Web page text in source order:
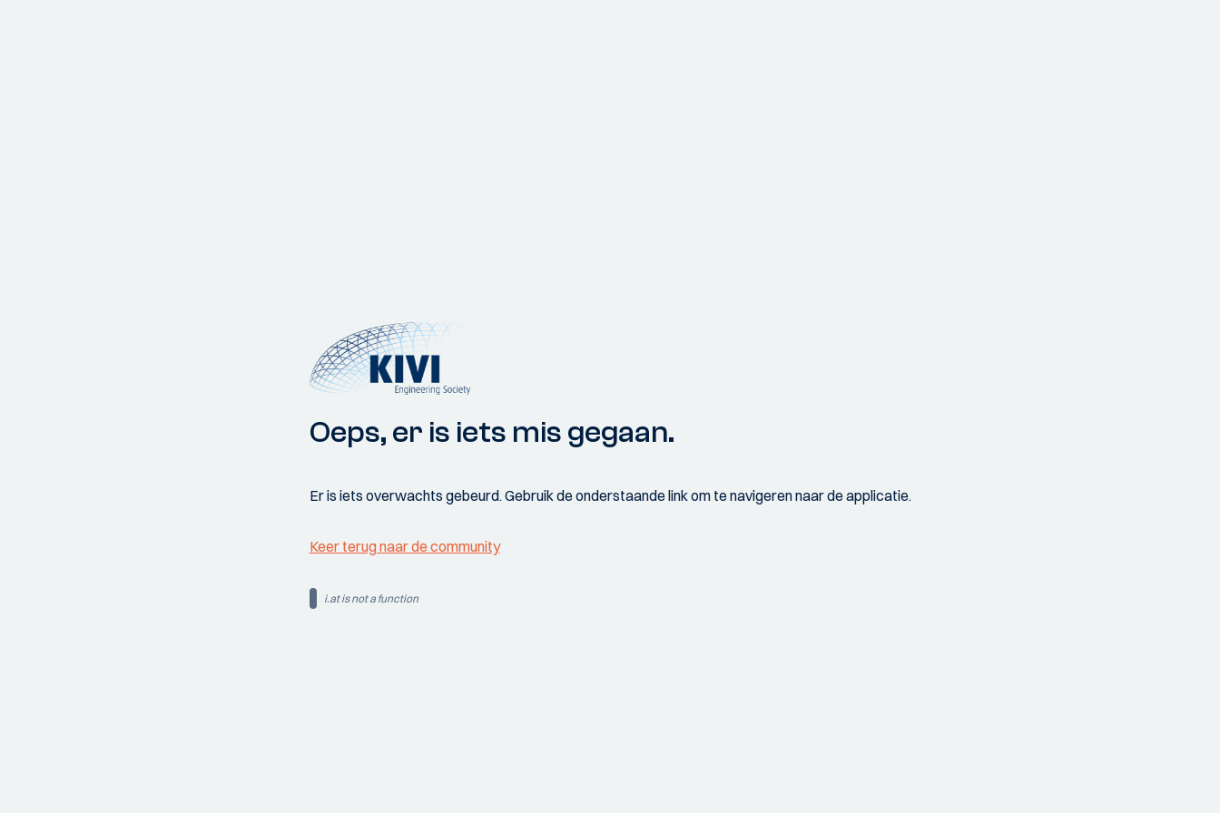
Oeps, er is iets mis gegaan.
Er is iets overwachts gebeurd. Gebruik de onderstaande link om te navigeren naar de applicatie.
Keer terug naar de community
i.at is not a function